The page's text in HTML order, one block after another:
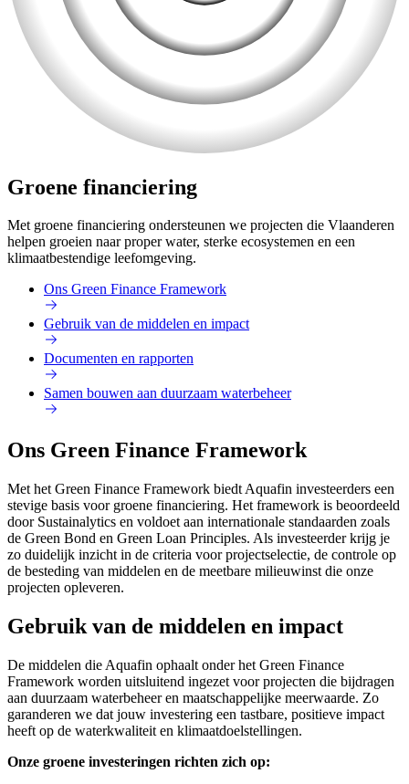
Groene financiering
Met groene financiering ondersteunen we projecten die Vlaanderen
helpen groeien naar proper water, sterke ecosystemen en een
klimaatbestendige leefomgeving.
Ons Green Finance Framework
Gebruik van de middelen en impact
Documenten en rapporten
Samen bouwen aan duurzaam waterbeheer
Ons Green Finance Framework
Met het Green Finance Framework biedt Aquafin investeerders een
stevige basis voor groene financiering. Het framework is beoordeeld
door Sustainalytics en voldoet aan internationale standaarden zoals
de Green Bond en Green Loan Principles. Als investeerder krijg je
zo duidelijk inzicht in de criteria voor projectselectie, de controle op
de besteding van middelen en de meetbare milieuwinst die onze
projecten opleveren.
Gebruik van de middelen en impact
De middelen die Aquafin ophaalt onder het Green Finance
Framework worden uitsluitend ingezet voor projecten die bijdragen
aan duurzaam waterbeheer en maatschappelijke meerwaarde. Zo
garanderen we dat jouw investering een tastbare, positieve impact
heeft op de waterkwaliteit en klimaatdoelstellingen.
Onze groene investeringen richten zich op: